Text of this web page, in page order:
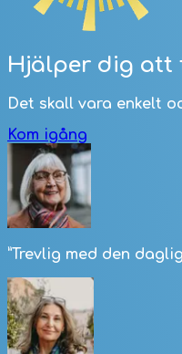
Hjälper dig att
Det skall vara enkelt
Kom igång
”Trevlig med den